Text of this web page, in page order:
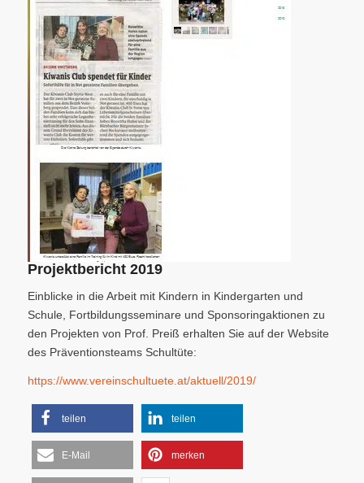
Projektbericht 2019
Einblicke in die Arbeit mit Kindern in Kindergarten und
Schule, Fortbildungsseminare und Sponsoringaktionen zu
den Projekten von Prof. Preiß erhalten Sie auf der Website
des Präventionsteams Schultüte:
https://www.vereinschultuete.at/aktuell/2019/
teilen teilen
E-Mail merken